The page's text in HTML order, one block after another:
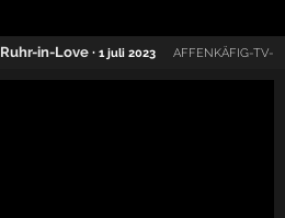
Ruhr-in-Love ·1 juli 2023 AFFENKÄFIG-TV-